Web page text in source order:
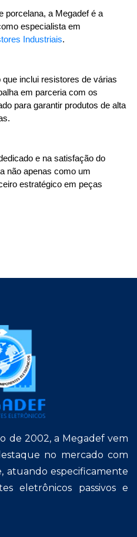
porcelana, a Megadef é a
especialista em
Industriais.
inclui resistores de várias
em parceria com os
para garantir produtos de alta
e na satisfação do
não apenas como um
estratégico em peças
de 2002, a Megadef vem
no mercado com
atuando especificamente
eletrônicos passivos e